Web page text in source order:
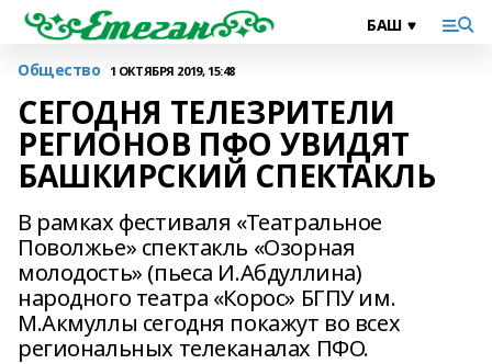
Общество 1 ОКТЯБРЯ 2019, 15:48
СЕГОДНЯ ТЕЛЕЗРИТЕЛИ
РЕГИОНОВ ПФО УВИДЯТ
БАШКИРСКИЙ СПЕКТАКЛЬ
В рамках фестиваля «Театральное
Поволжье» спектакль «Озорная
молодость» (пьеса И.Абдуллина)
народного театра «Корос» БГПУ им.
М.Акмуллы сегодня покажут во всех
региональных телеканалах ПФО.